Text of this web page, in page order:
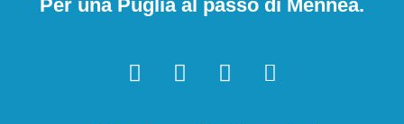
Per una Puglia al passo di Mennea.